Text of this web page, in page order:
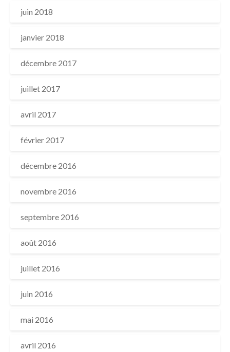
juin 2018
janvier 2018
décembre 2017
juillet 2017
avril 2017
février 2017
décembre 2016
novembre 2016
septembre 2016
août 2016
juillet 2016
juin 2016
mai 2016
avril 2016